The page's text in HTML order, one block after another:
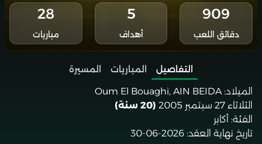
909
دقائق اللعب
5
أهداف
28
مباريات
التفاصيل المباريات
المسيرة
الميلاد: Oum El Bouaghi, AIN BEIDA
الثلاثاء 27 سبتمبر 2005
(20 سنة)
الفئة: أكابر
تاريخ نهاية العقد: 2026-06-30